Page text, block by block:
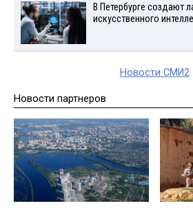
В Петербурге создают
искусственного
Новости СМИ2
Новости партнеров